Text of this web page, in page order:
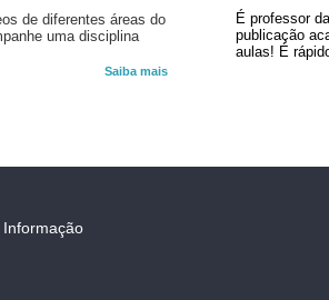
de diferentes áreas do
uma disciplina
Saiba mais
É professor
publicação
aulas! É